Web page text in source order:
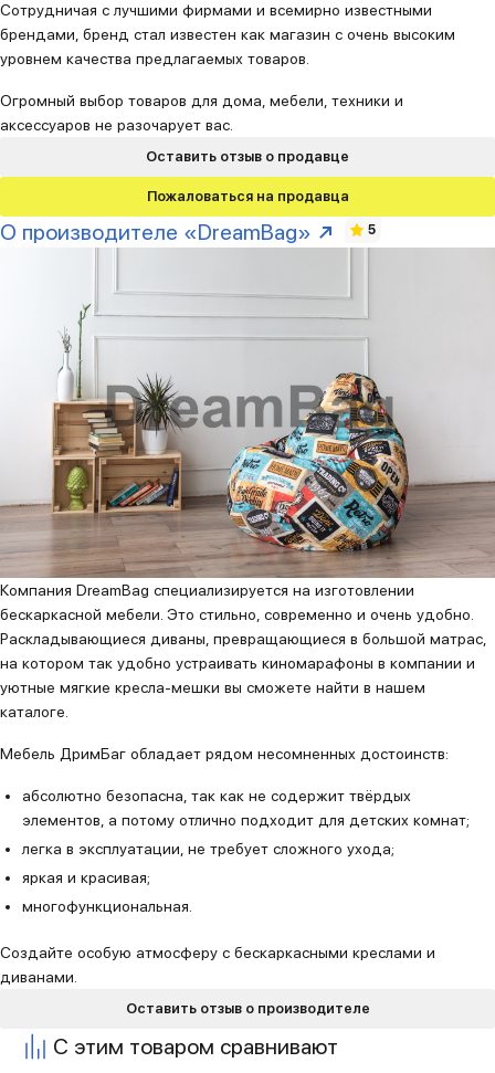
Оставить отзыв о продавце
Пожаловаться на продавца
Сотрудничая с лучшими фирмами и всемирно известными
брендами, бренд стал известен как магазин с очень высоким
уровнем качества предлагаемых товаров.
Огромный выбор товаров для дома, мебели, техники и
аксессуаров не разочарует вас.
О производителе «DreamBag» 5
Оставить отзыв о производителе
Компания DreamBag специализируется на изготовлении
бескаркасной мебели. Это стильно, современно и очень удобно.
Раскладывающиеся диваны, превращающиеся в большой матрас,
на котором так удобно устраивать киномарафоны в компании и
уютные мягкие кресла-мешки вы сможете найти в нашем
каталоге.
Мебель ДримБаг обладает рядом несомненных достоинств:
абсолютно безопасна, так как не содержит твёрдых
элементов, а потому отлично подходит для детских комнат;
легка в эксплуатации, не требует сложного ухода;
яркая и красивая;
многофункциональная.
Создайте особую атмосферу с бескаркасными креслами и
диванами.
С этим товаром сравнивают